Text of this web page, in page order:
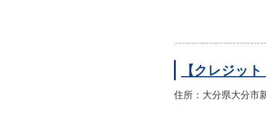
【クレジッ
住所：大分県大分市